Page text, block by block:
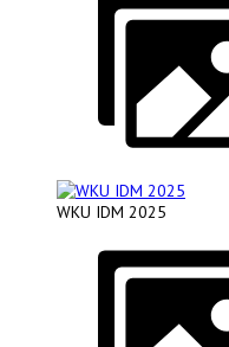
WKU IDM 2025